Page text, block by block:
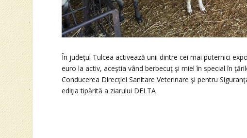
În judeţul Tulcea activează unii dintre cei mai puternici
euro la activ, aceştia vând berbecuţ şi miel în special în
Conducerea Direcţiei Sanitare Veterinare şi pentru
ediţia tipărită a ziarului DELTA